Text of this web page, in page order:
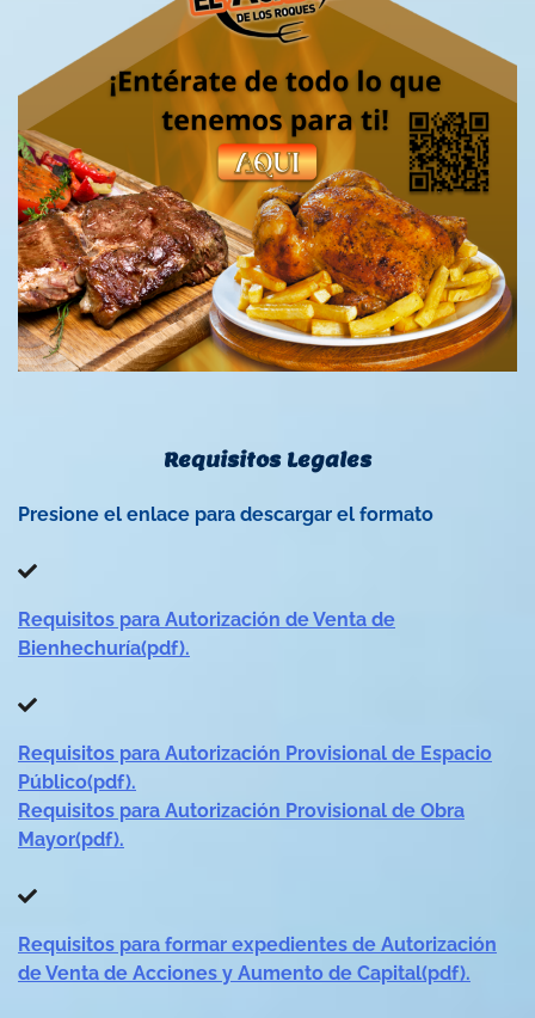
Requisitos Legales
Presione el enlace para descargar el formato
Requisitos para Autorización de Venta de
Bienhechuría(pdf).
Requisitos para Autorización Provisional de Espacio
Público(pdf).
Requisitos para Autorización Provisional de Obra
Mayor(pdf).
Requisitos para formar expedientes de Autorización
de Venta de Acciones y Aumento de Capital(pdf).